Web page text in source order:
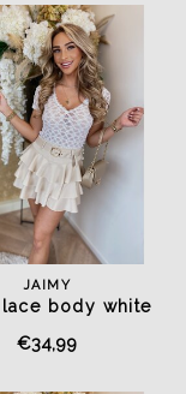
JAIMY
lace body white
€34,99